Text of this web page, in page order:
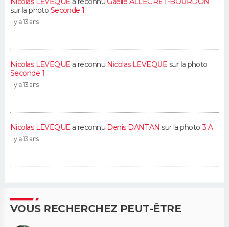
sur la photo Seconde 1
il y a 13 ans
Nicolas LEVEQUE a reconnu Nicolas LEVEQUE sur la photo
Seconde 1
il y a 13 ans
Nicolas LEVEQUE a reconnu Denis DANTAN sur la photo 3 A
il y a 13 ans
VOUS RECHERCHEZ PEUT-ÊTRE